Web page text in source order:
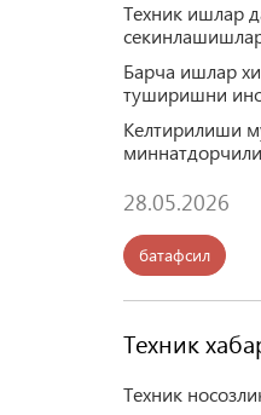
Техник ишлар
Барча ишлар
туширишни
Келтирилиши
28.05.2026
батафсил
Техник
Техник